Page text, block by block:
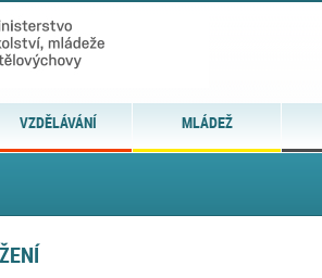
VZDĚLÁVÁNÍ MLÁDEŽ